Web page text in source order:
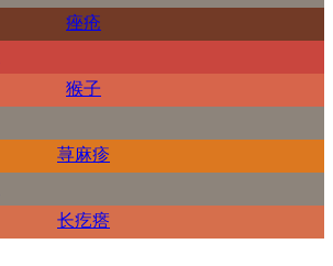
痤疮
猴子
荨麻疹
长疙瘩